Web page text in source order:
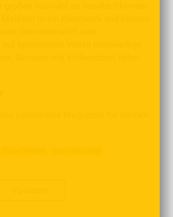
Auswahl an Ausstechformen
in ein Kunstwerk und können
Gemüsemuffel oder
spielerische Weise hochwertige
Gemüse und Vollkornbrot näher
passendste Programm für meinen